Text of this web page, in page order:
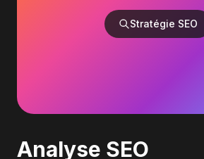
Stratégie SEO
Analyse SEO